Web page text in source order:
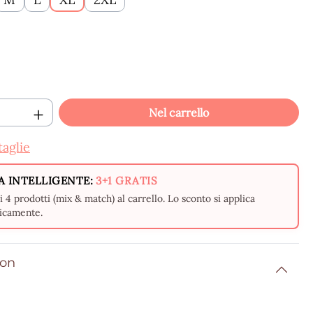
del prodotto: inserisci la quantità
Nel carrello
INTELLIGENTE: 3+1 GRATIS
4 prodotti (mix & match) al carrello. Lo sconto si applica